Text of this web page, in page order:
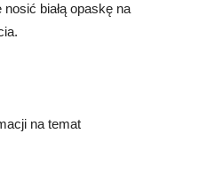
białą opaskę na
na temat